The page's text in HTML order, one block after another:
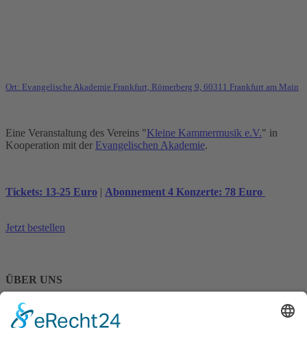
Ort: Evangelische Akademie Frankfurt, Römerberg 9, 60311 Frankfurt am Main
Eine Veranstaltung des Vereins "Kleine Kammermusik e.V." in
Kooperation mit der Evangelischen Akademie.
Tickets: 13-25 Euro | Abonnement 4 Konzerte: 78 Euro
Jetzt bestellen
ÜBER UNS
Kontakt